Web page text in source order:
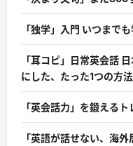
「独学」入門 いつまで
「耳コピ」日常英会話
にした、たった1つの方法
「英会話力」を鍛える
「英語が話せない、海